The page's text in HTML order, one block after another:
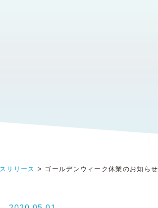
リリース ゴールデンウィーク休業のお知らせ